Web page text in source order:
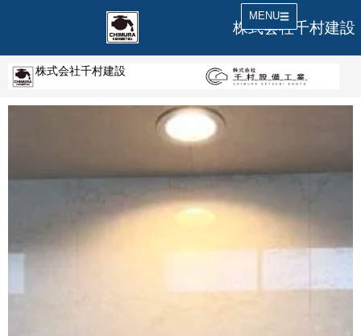
株式会社千村建設
MENU
株式会社千村建設